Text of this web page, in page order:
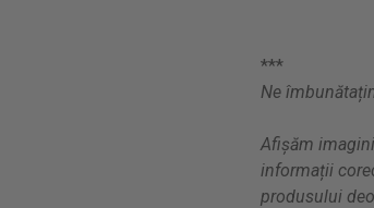
***
Ne
Afișăm
informații
produsului